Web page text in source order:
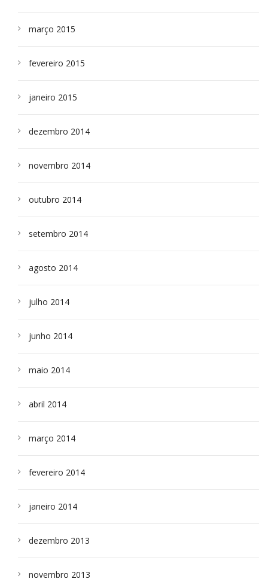
março 2015
fevereiro 2015
janeiro 2015
dezembro 2014
novembro 2014
outubro 2014
setembro 2014
agosto 2014
julho 2014
junho 2014
maio 2014
abril 2014
março 2014
fevereiro 2014
janeiro 2014
dezembro 2013
novembro 2013